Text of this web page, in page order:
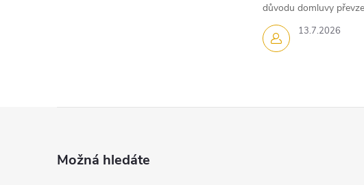
13.7.2026
důvodu domluvy
Možná hledáte